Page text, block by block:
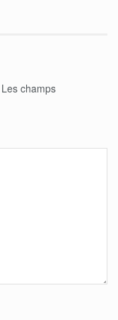
Les champs